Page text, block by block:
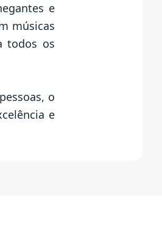
e
músicas
todos os
o
e